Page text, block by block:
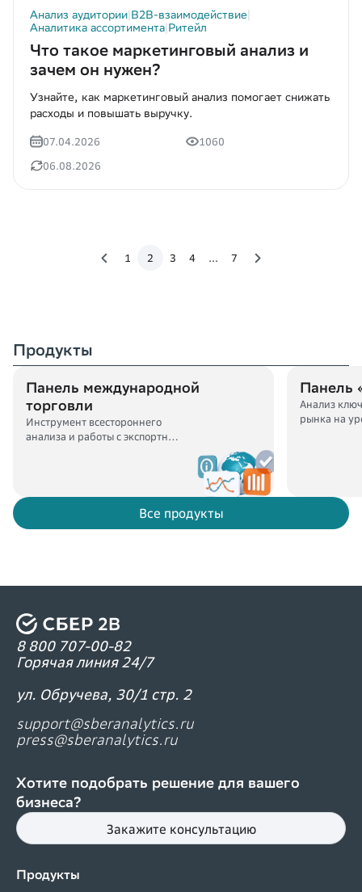
Анализ аудитории B2B-взаимодействие
Аналитика ассортимента Ритейл
Что такое маркетинговый анализ и
зачем он нужен?
Узнайте, как маркетинговый анализ помогает снижать
расходы и повышать выручку.
07.04.2026
1060
06.08.2026
1 2 3 4 ... 7
Продукты
Панель международной
торговли
Инструмент всестороннего
анализа и работы с экспортно-
Панель
Анализ
рынка на
Все продукты
8 800 707-00-82
Горячая линия 24/7
ул. Обручева, 30/1 стр. 2
support@sberanalytics.ru
press@sberanalytics.ru
Хотите подобрать решение для вашего
бизнеса?
Закажите консультацию
Продукты